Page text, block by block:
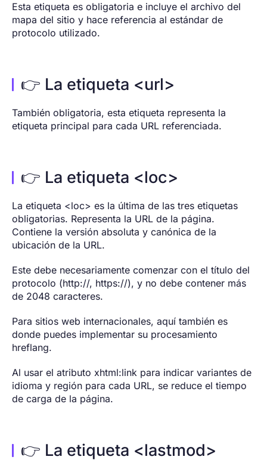
Esta etiqueta es obligatoria e incluye el archivo del
mapa del sitio y hace referencia al estándar de
protocolo utilizado.
👉 La etiqueta <url>
También obligatoria, esta etiqueta representa la
etiqueta principal para cada URL referenciada.
👉 La etiqueta <loc>
La etiqueta <loc> es la última de las tres etiquetas
obligatorias. Representa la URL de la página.
Contiene la versión absoluta y canónica de la
ubicación de la URL.
Este debe necesariamente comenzar con el título del
protocolo (http://, https://), y no debe contener más
de 2048 caracteres.
Para sitios web internacionales, aquí también es
donde puedes implementar su procesamiento
hreflang.
Al usar el atributo xhtml:link para indicar variantes de
idioma y región para cada URL, se reduce el tiempo
de carga de la página.
👉 La etiqueta <lastmod>